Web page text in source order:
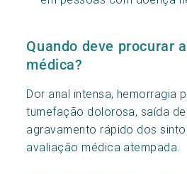
Quando deve procurar
médica?
Dor anal intensa, hemorragia
tumefação dolorosa, saída
agravamento rápido dos
avaliação médica atempada.